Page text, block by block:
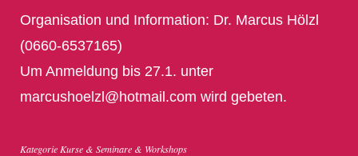
Organisation und Information: Dr. Marcus Hölzl
(0660-6537165)
Um Anmeldung bis 27.1. unter
marcushoelzl@hotmail.com wird gebeten.
Kategorie Kurse & Seminare & Workshops